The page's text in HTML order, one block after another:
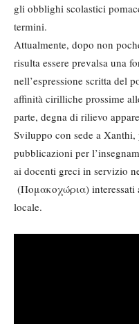
gli obblighi scolastici
termini.
Attualmente, dopo non
risulta essere prevalsa una
nell’espressione scritta del
affinità cirilliche prossime
parte, degna di rilievo
Sviluppo con sede a
pubblicazioni per
ai docenti greci in servizio
(Πομακοχώρια) interessati
locale.